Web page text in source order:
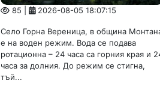
85 | 2026-08-05 18:07:15
Село Горна Вереница, в община
е на воден режим. Вода се подава
ротационна – 24 часа са горния края и
часа за долния. До режим се стигна,
тъй...